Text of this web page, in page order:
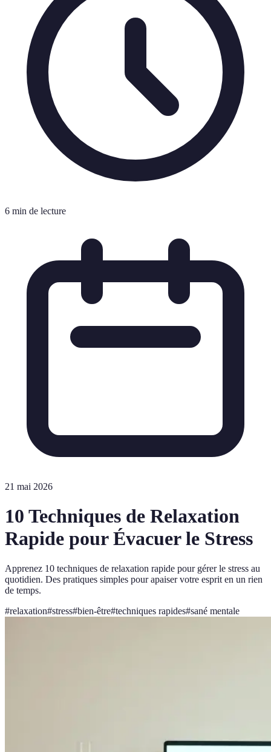
6 min de lecture
21 mai 2026
10 Techniques de Relaxation
Rapide pour Évacuer le Stress
Apprenez 10 techniques de relaxation rapide pour gérer le stress au
quotidien. Des pratiques simples pour apaiser votre esprit en un rien
de temps.
#relaxation#stress#bien-être#techniques rapides#sané mentale